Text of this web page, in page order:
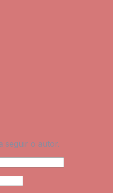
seguir o autor.